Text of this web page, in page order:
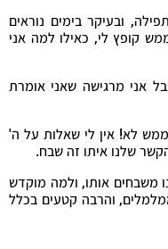
ובעיקר בימים נוראים
קופץ לי, כאילו למה אני
אני מרגישה שאני אומרת
לא! אין לי שאלות על ה'
שלנו איתו זה שבח.
משבחים אותו, ולמה מוקדש
והרבה קטעים בכלל